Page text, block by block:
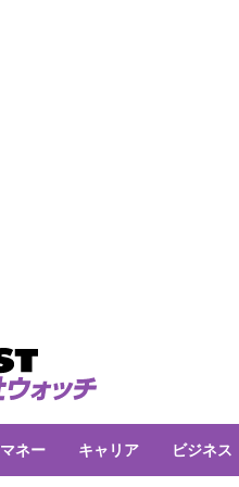
マネー キャリア ビジネス